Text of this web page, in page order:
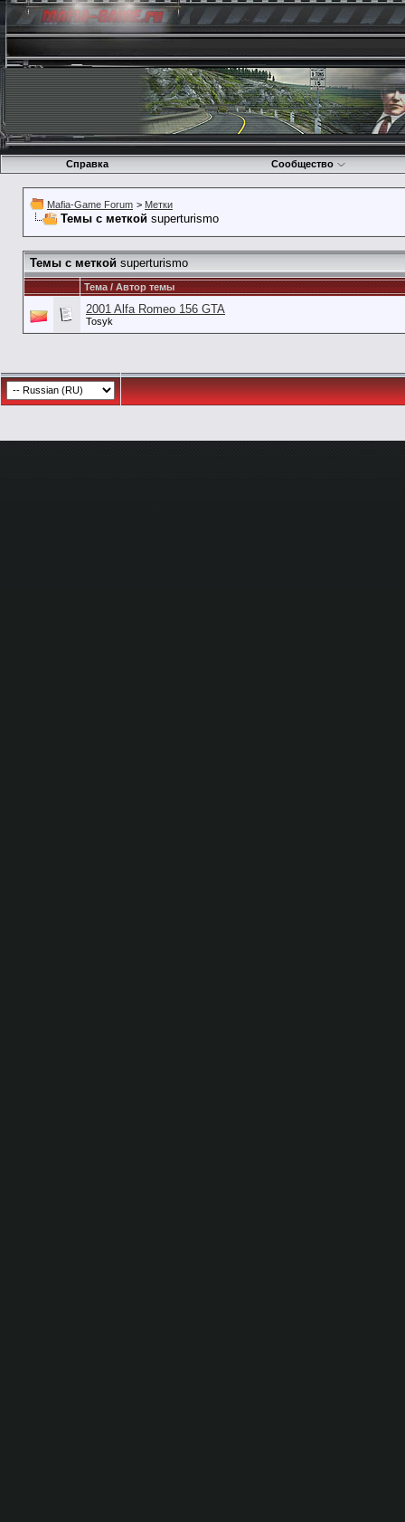
Справка Сообщество
Mafia-Game Forum > Метки
Темы с меткой superturismo
Темы с меткой superturismo
Тема / Автор темы
2001 Alfa Romeo 156 GTA
Tosyk